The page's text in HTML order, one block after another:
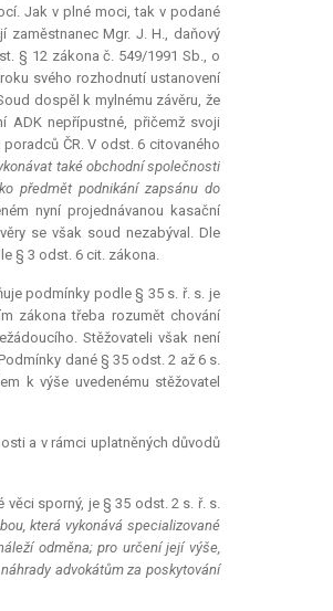
Jak v plné moci, tak v podané
zaměstnanec Mgr. J. H., daňový
§ 12 zákona č. 549/1991 Sb., o
svého rozhodnutí ustanovení
dospěl k mylnému závěru, že
nepřípustné, přičemž svoji
ČR. V odst. 6 citovaného
také obchodní společnosti
předmět podnikání zapsánu do
nyní projednávanou kasační
se však soud nezabýval. Dle
§ 3 odst. 6 cit. zákona.
podmínky podle § 35 s. ř. s. je
zákona třeba rozumět chování
Stěžovateli však není
dané § 35 odst. 2 až 6 s.
k výše uvedenému stěžovatel
a v rámci uplatněných důvodů
věci sporný, je § 35 odst. 2 s. ř. s.
která vykonává specializované
odměna; pro určení její výše,
advokátům za poskytování